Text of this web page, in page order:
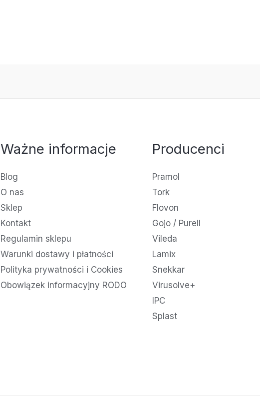
Ważne informacje
Blog
O nas
Sklep
Kontakt
Regulamin sklepu
Warunki dostawy i płatności
Polityka prywatności i Cookies
Obowiązek informacyjny RODO
Producenci
Pramol
Tork
Flovon
Gojo / Purell
Vileda
Lamix
Snekkar
Virusolve+
IPC
Splast